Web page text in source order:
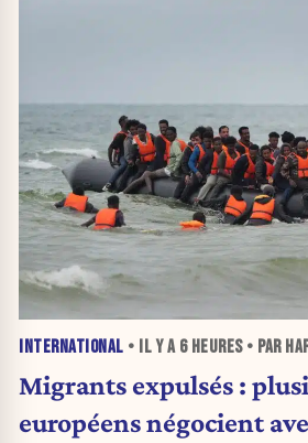
INTERNATIONAL • IL Y A 6 HEURES• PAR
Migrants expulsés :
européens négocient